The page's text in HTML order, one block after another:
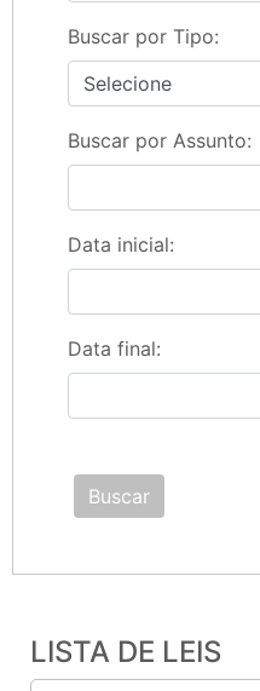
Buscar por Tipo:
Buscar por Assunto:
Data inicial:
Data final:
Buscar
LISTA DE LEIS